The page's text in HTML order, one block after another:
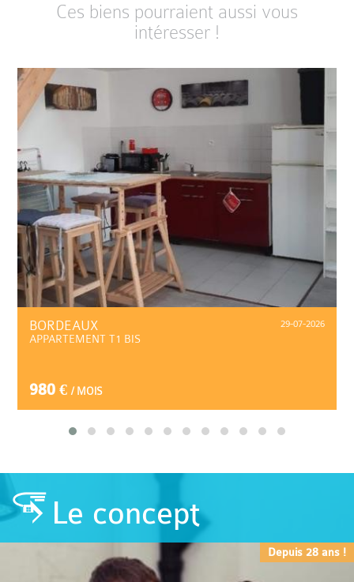
Ces biens pourraient aussi vous
intéresser !
29-07-2026
BORDEAUX
APPARTEMENT T1 BIS
980 € / MOIS
Le concept
Depuis 28 ans !